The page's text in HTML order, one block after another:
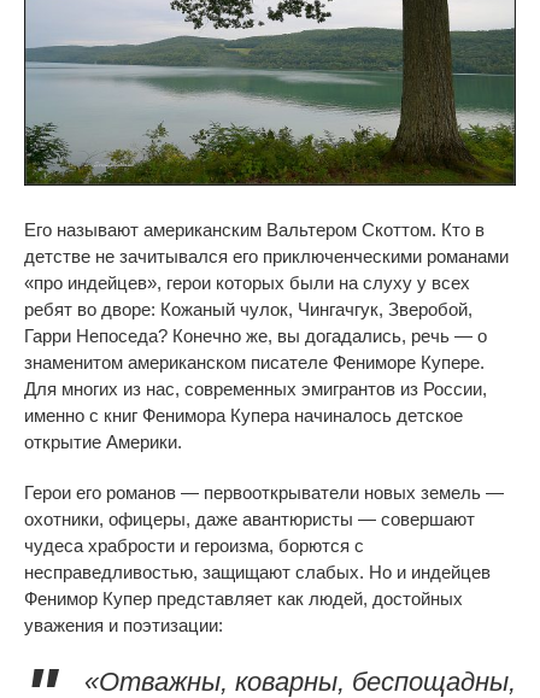
Его называют американским Вальтером Скоттом. Кто в
детстве не зачитывался его приключенческими романами
«про индейцев», герои которых были на слуху у всех
ребят во дворе: Кожаный чулок, Чингачгук, Зверобой,
Гарри Непоседа? Конечно же, вы догадались, речь — о
знаменитом американском писателе Фениморе Купере.
Для многих из нас, современных эмигрантов из России,
именно с книг Фенимора Купера начиналось детское
открытие Америки.
Герои его романов — первооткрыватели новых земель —
охотники, офицеры, даже авантюристы — совершают
чудеса храбрости и героизма, борются с
несправедливостью, защищают слабых. Но и индейцев
Фенимор Купер представляет как людей, достойных
уважения и поэтизации:
«Отважны, коварны, беспощадны,